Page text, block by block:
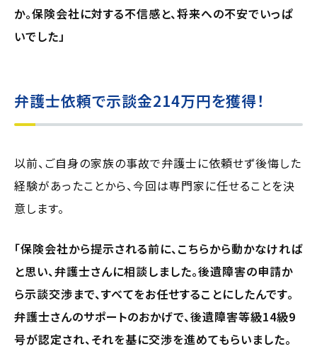
か。保険会社に対する不信感と、将来への不安でいっぱ
いでした」
弁護士依頼で示談金214万円を獲得！
以前、ご自身の家族の事故で弁護士に依頼せず後悔した
経験があったことから、今回は専門家に任せることを決
意します。
「保険会社から提示される前に、こちらから動かなければ
と思い、弁護士さんに相談しました。後遺障害の申請か
ら示談交渉まで、すべてをお任せすることにしたんです。
弁護士さんのサポートのおかげで、後遺障害等級14級9
号が認定され、それを基に交渉を進めてもらいました。